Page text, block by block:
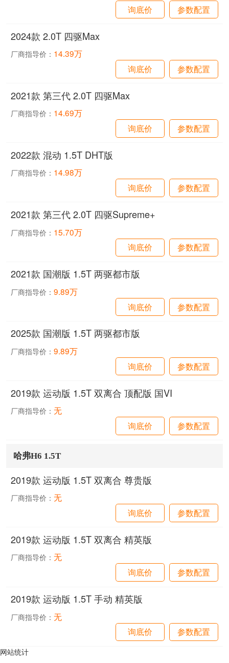
询底价
参数配置
2024款 2.0T 四驱Max
厂商指导价： 14.39万
询底价
参数配置
2021款 第三代 2.0T 四驱Max
厂商指导价： 14.69万
询底价
参数配置
2022款 混动 1.5T DHT版
厂商指导价： 14.98万
询底价
参数配置
2021款 第三代 2.0T 四驱Supreme+
厂商指导价： 15.70万
询底价
参数配置
2021款 国潮版 1.5T 两驱都市版
厂商指导价：9.89万
询底价
参数配置
2025款 国潮版 1.5T 两驱都市版
厂商指导价：9.89万
询底价
参数配置
2019款 运动版 1.5T 双离合 顶配版 国VI
厂商指导价：无
询底价
参数配置
哈弗H6 1.5T
2019款 运动版 1.5T 双离合 尊贵版
厂商指导价：无
询底价
参数配置
2019款 运动版 1.5T 双离合 精英版
厂商指导价：无
询底价
参数配置
2019款 运动版 1.5T 手动 精英版
厂商指导价：无
询底价
参数配置
网站统计